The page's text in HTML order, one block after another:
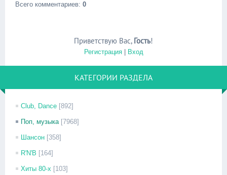
Всего комментариев: 0
Приветствую Вас, Гость!
Регистрация| Вход
КАТЕГОРИИ РАЗДЕЛА
Club, Dance [892]
Поп, музыка [7968]
Шансон [358]
R'N'B [164]
Хиты 80-х [103]